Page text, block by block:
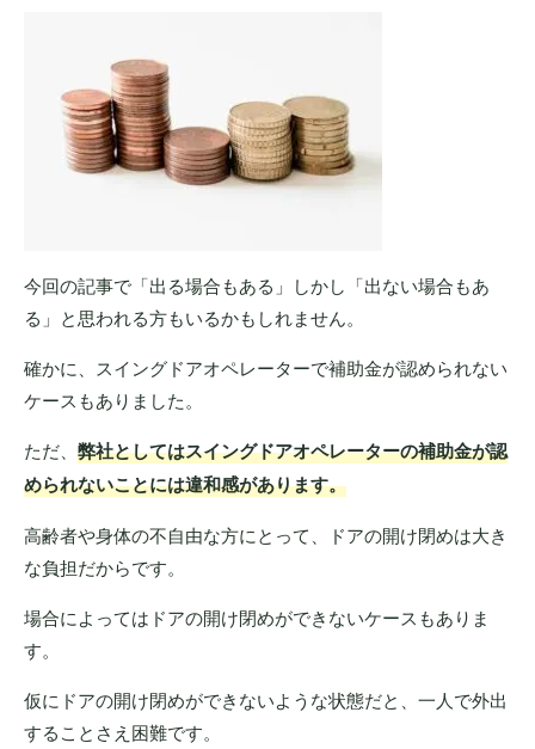
今回の記事で「出る場合もある」しかし「出ない場合もあ
る」と思われる方もいるかもしれません。
確かに、スイングドアオペレーターで補助金が認められない
ケースもありました。
ただ、 弊社としてはスイングドアオペレーターの補助金が認
められないことには違和感があります。
高齢者や身体の不自由な方にとって、ドアの開け閉めは大き
な負担だからです。
場合によってはドアの開け閉めができないケースもありま
す。
仮にドアの開け閉めができないような状態だと、一人で外出
することさえ困難です。